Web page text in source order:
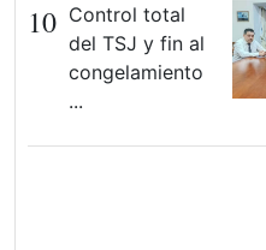
10 Control total
del TSJ y fin al
congelamiento
...